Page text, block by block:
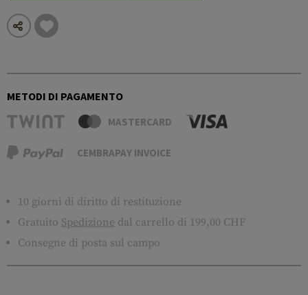
METODI DI PAGAMENTO
MASTERCARD
CEMBRAPAY INVOICE
10 giorni di diritto di restituzione
Gratuito Spedizione dal carrello di 199,00 CHF
Consegne di posta sul campo